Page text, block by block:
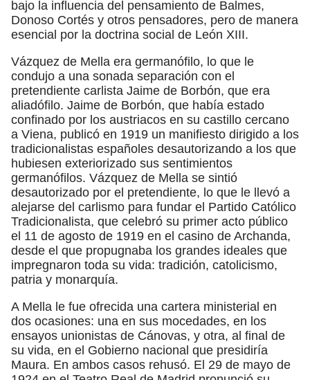
bajo la influencia del pensamiento de Balmes,
Donoso Cortés y otros pensadores, pero de manera
esencial por la doctrina social de León XIII.
Vázquez de Mella era germanófilo, lo que le
condujo a una sonada separación con el
pretendiente carlista Jaime de Borbón, que era
aliadófilo. Jaime de Borbón, que había estado
confinado por los austriacos en su castillo cercano
a Viena, publicó en 1919 un manifiesto dirigido a los
tradicionalistas españoles desautorizando a los que
hubiesen exteriorizado sus sentimientos
germanófilos. Vázquez de Mella se sintió
desautorizado por el pretendiente, lo que le llevó a
alejarse del carlismo para fundar el Partido Católico
Tradicionalista, que celebró su primer acto público
el 11 de agosto de 1919 en el casino de Archanda,
desde el que propugnaba los grandes ideales que
impregnaron toda su vida: tradición, catolicismo,
patria y monarquía.
A Mella le fue ofrecida una cartera ministerial en
dos ocasiones: una en sus mocedades, en los
ensayos unionistas de Cánovas, y otra, al final de
su vida, en el Gobierno nacional que presidiría
Maura. En ambos casos rehusó. El 29 de mayo de